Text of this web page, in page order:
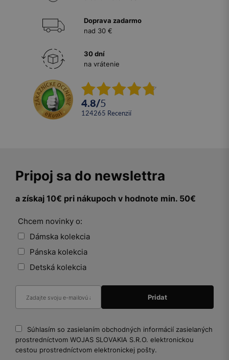
Doprava zadarmo
nad 30 €
30 dní
na vrátenie
4.8/5
124265 recenzií
Pripoj sa do newslettra
a získaj 10€ pri nákupoch v hodnote min. 50€
Chcem novinky o:
Dámska kolekcia
Pánska kolekcia
Detská kolekcia
Súhlasím so zasielaním obchodných informácií zasielaných
prostredníctvom WOJAS SLOVAKIA S.R.O. elektronickou
cestou prostredníctvom elektronickej pošty.